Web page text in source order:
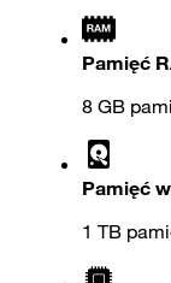
Pamięć
8 GB
Pamięć
1 TB